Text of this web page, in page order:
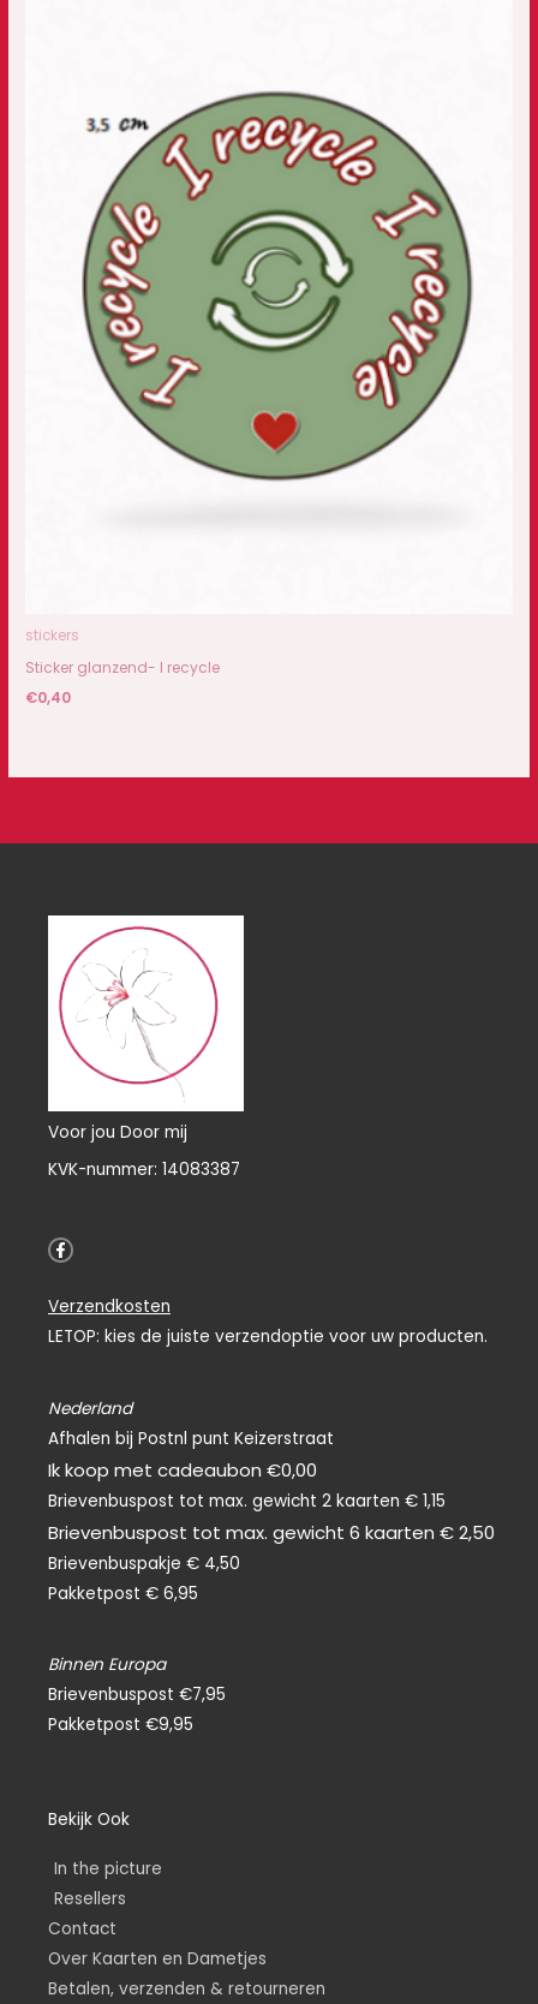
stickers
Sticker glanzend- I recycle
€0,40
Voor jou Door mij
KVK-nummer: 14083387
F
a
b
o
o
Verzendkosten
LETOP: kies de juiste verzendoptie voor uw producten.
Nederland
Afhalen bij Postnl punt Keizerstraat
Ik koop met cadeaubon €0,00
Brievenbuspost tot max. gewicht 2 kaarten € 1,15
Brievenbuspost tot max. gewicht 6 kaarten € 2,50
Brievenbuspakje € 4,50
Pakketpost € 6,95
Binnen Europa
Brievenbuspost €7,95
Pakketpost €9,95
Bekijk Ook
In the picture
Resellers
Contact
Over Kaarten en Dametjes
Betalen, verzenden & retourneren